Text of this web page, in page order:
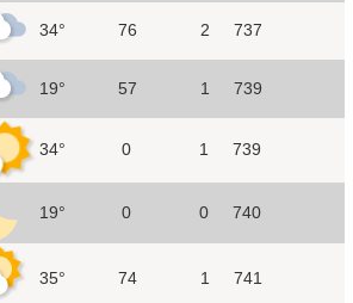
34° 76 2 737
19° 57 1 739
34° 0 1 739
19° 0 0 740
35° 74 1 741